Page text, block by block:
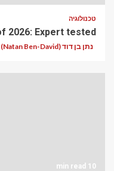
טכנולוגיה
2026: Expert tested
נתן בן דוד (Natan Ben-David)
10 min read